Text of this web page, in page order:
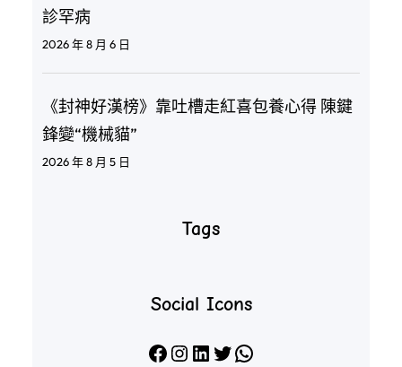
診罕病
2026 年 8 月 6 日
《封神好漢榜》靠吐槽走紅喜包養心得 陳鍵
鋒變“機械貓”
2026 年 8 月 5 日
Tags
Social Icons
Facebook Instagram LinkedIn X WhatsApp